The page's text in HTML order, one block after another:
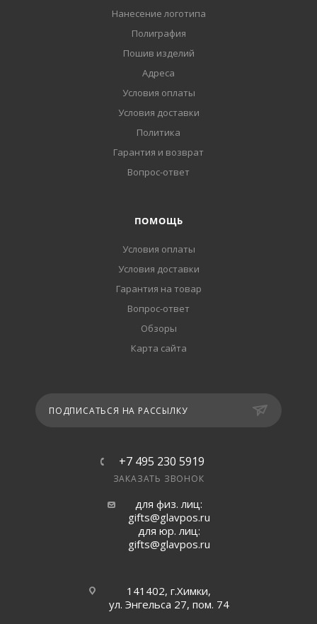
Нанесение логотипа
Полиграфия
Пошив изделий
Адреса
Условия оплаты
Условия доставки
Политика
Гарантия и возврат
Вопрос-ответ
ПОМОЩЬ
Условия оплаты
Условия доставки
Гарантия на товар
Вопрос-ответ
Обзоры
Карта сайта
ПОДПИСАТЬСЯ НА РАССЫЛКУ
+7 495 230 5919
ЗАКАЗАТЬ ЗВОНОК
для физ. лиц:
gifts@glavpos.ru
для юр. лиц:
gifts@glavpos.ru
141402, г.Химки,
ул. Энгельса 27, пом. 74